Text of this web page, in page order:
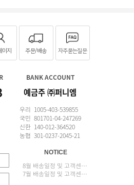
이지 주문/배송 자주묻는질문
BANK ACCOUNT
예금주 ㈜퍼니엠
우리 1005-403-539855
국민 801701-04-247269
신한 140-012-364520
농협 301-0237-2045-21
NOTICE
8월 배송일정 및 고객센터 업무 안내
7월 배송일정 및 고객센터 업무 안내